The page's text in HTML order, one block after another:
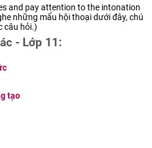
and pay attention to the intonation
những mẩu hội thoại dưới đây, chú
câu hỏi.)
- Lớp 11:
tạo